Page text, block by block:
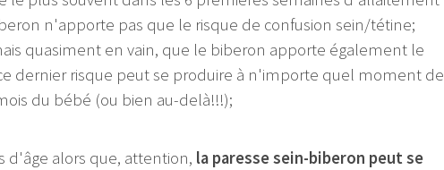
n'apporte pas que le risque de confusion sein/tétine;
quasiment en vain, que le biberon apporte également le
dernier risque peut se produire à n'importe quel moment de
du bébé (ou bien au-delà!!!);
d'âge alors que, attention, la paresse sein-biberon peut se